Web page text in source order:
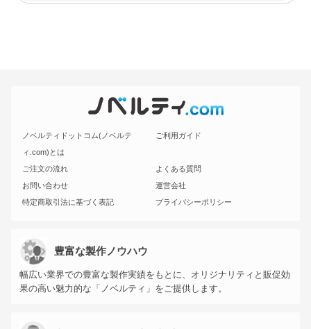
ノベルティドットコム(ノベルテ
ィ.com)とは
ご利用ガイド
ご注文の流れ
よくある質問
お問い合わせ
運営会社
特定商取引法に基づく表記
プライバシーポリシー
豊富な製作ノウハウ
幅広い業界での豊富な製作実績をもとに、オリジナリティと販促効
果の高い魅力的な「ノベルティ」をご提供します。